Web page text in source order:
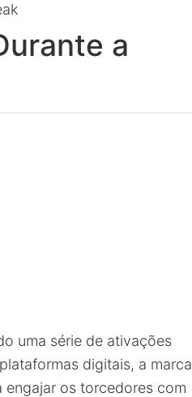
a
uma série de ativações
digitais, a marca
os torcedores com